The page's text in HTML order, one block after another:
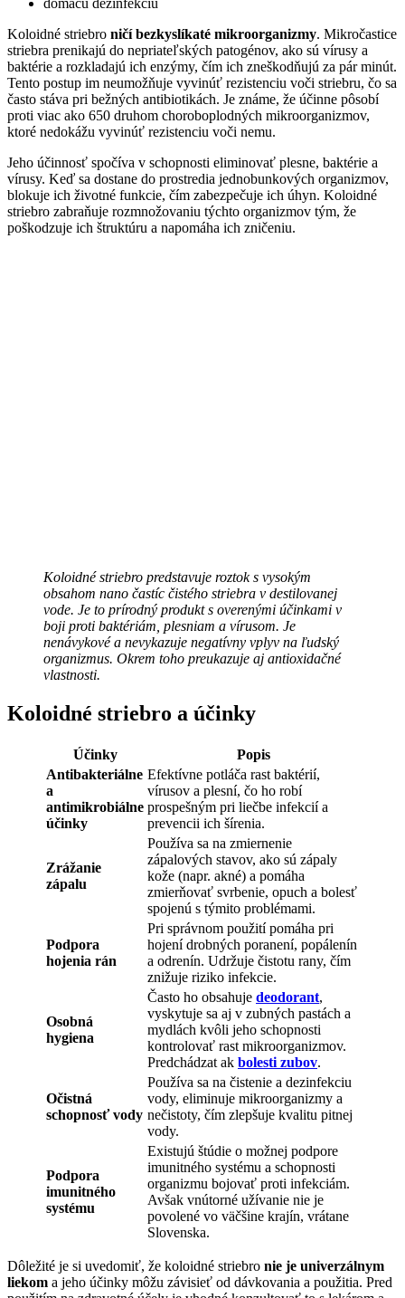
domácu dezinfekciu
Koloidné striebro ničí bezkyslíkaté mikroorganizmy. Mikročastice
striebra prenikajú do nepriateľských patogénov, ako sú vírusy a
baktérie a rozkladajú ich enzýmy, čím ich zneškodňujú za pár minút.
Tento postup im neumožňuje vyvinúť rezistenciu voči striebru, čo sa
často stáva pri bežných antibiotikách. Je známe, že účinne pôsobí
proti viac ako 650 druhom choroboplodných mikroorganizmov,
ktoré nedokážu vyvinúť rezistenciu voči nemu.
Jeho účinnosť spočíva v schopnosti eliminovať plesne, baktérie a
vírusy. Keď sa dostane do prostredia jednobunkových organizmov,
blokuje ich životné funkcie, čím zabezpečuje ich úhyn. Koloidné
striebro zabraňuje rozmnožovaniu týchto organizmov tým, že
poškodzuje ich štruktúru a napomáha ich zničeniu.
Koloidné striebro predstavuje roztok s vysokým
obsahom nano častíc čistého striebra v destilovanej
vode. Je to prírodný produkt s overenými účinkami v
boji proti baktériám, plesniam a vírusom. Je
nenávykové a nevykazuje negatívny vplyv na ľudský
organizmus. Okrem toho preukazuje aj antioxidačné
vlastnosti.
Koloidné striebro a účinky
Účinky
Popis
Antibakteriálne
a
antimikrobiálne
účinky
Efektívne potláča rast baktérií,
vírusov a plesní, čo ho robí
prospešným pri liečbe infekcií a
prevencii ich šírenia.
Zrážanie
zápalu
Používa sa na zmiernenie
zápalových stavov, ako sú zápaly
kože (napr. akné) a pomáha
zmierňovať svrbenie, opuch a bolesť
spojenú s týmito problémami.
Podpora
hojenia rán
Pri správnom použití pomáha pri
hojení drobných poranení, popálenín
a odrenín. Udržuje čistotu rany, čím
znižuje riziko infekcie.
Osobná
hygiena
Často ho obsahuje deodorant,
vyskytuje sa aj v zubných pastách a
mydlách kvôli jeho schopnosti
kontrolovať rast mikroorganizmov.
Predchádzat ak bolesti zubov.
Očistná
schopnosť vody
Používa sa na čistenie a dezinfekciu
vody, eliminuje mikroorganizmy a
nečistoty, čím zlepšuje kvalitu pitnej
vody.
Podpora
imunitného
systému
Existujú štúdie o možnej podpore
imunitného systému a schopnosti
organizmu bojovať proti infekciám.
Avšak vnútorné užívanie nie je
povolené vo väčšine krajín, vrátane
Slovenska.
Dôležité je si uvedomiť, že koloidné striebro nie je univerzálnym
liekom a jeho účinky môžu závisieť od dávkovania a použitia. Pred